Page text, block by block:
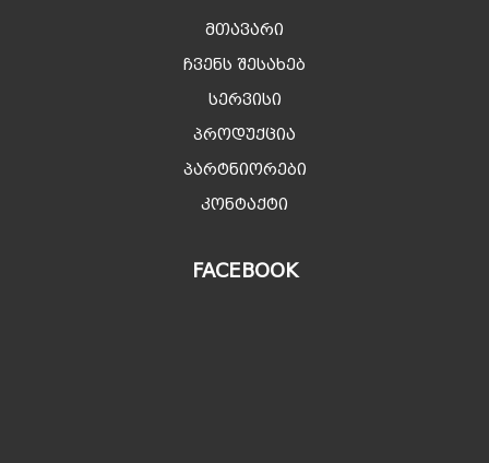
მთავარი
ჩვენს შესახებ
სერვისი
პროდუქცია
პარტნიორები
კონტაქტი
FACEBOOK